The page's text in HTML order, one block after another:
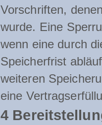
Vorschriften,
wurde. Eine
wenn eine durch
Speicherfrist
weiteren
eine
4